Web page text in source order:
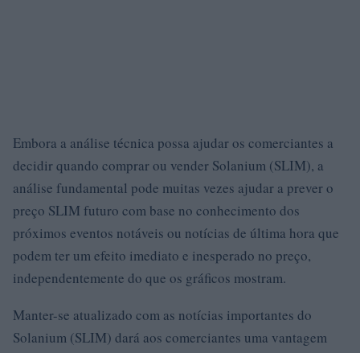
Embora a análise técnica possa ajudar os comerciantes a
decidir quando comprar ou vender Solanium (SLIM), a
análise fundamental pode muitas vezes ajudar a prever o
preço SLIM futuro com base no conhecimento dos
próximos eventos notáveis ​​ou notícias de última hora que
podem ter um efeito imediato e inesperado no preço,
independentemente do que os gráficos mostram.
Manter-se atualizado com as notícias importantes do
Solanium (SLIM) dará aos comerciantes uma vantagem